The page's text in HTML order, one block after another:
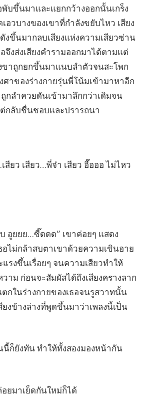
พับขึ้นมาและแยกกว้างออกนั้นเกร็ง
อวบางของเขาที่กำลังขยับไหว เสียง
งขึ้นมากลบเสียงแห่งความเสียวซ่าน
จึงส่งเสียงคำรามออกมาได้ตามแต่
ขาถูกยกขึ้นมาแนบลำตัวจนสะโพก
าของร่างกายรุ่นพี่โน้มเข้ามาหาอีก
ถูกลำควยดันเข้ามาลึกกว่าเดิมจน
กลับชื่นชอบและปรารถนา
สียว เสียว…พี่จ๋า เสียว อื๊อออ ไม่ไหว
อูยยย…ซี๊ดดด” เขาค่อยๆ แสดง
ไม่กล้าสบตาเขาด้วยความเขินอาย
แรงขึ้นเรื่อยๆ จนความเสียวทำให้
าม ก่อนจะสัมผัสได้ถึงเสียงครางลาก
กในร่างกายของเธอจนรูสวาทนั้น
งข้างล่างที่พูดขึ้นมาว่าเพลงนี้เป็น
นี้ก็ยังทัน ทำให้ทั้งสองมองหน้ากัน
ยมาเย็ดกันใหม่ก็ได้